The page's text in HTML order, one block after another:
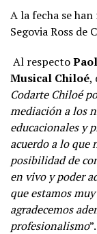
A la fecha se
Segovia Ross de
Al respecto
Musical Chiloé,
Codarte Chiloé
mediación a los
educacionales y
acuerdo a lo que
posibilidad de
en vivo y poder
que estamos
agradecemos
profesionalismo”.